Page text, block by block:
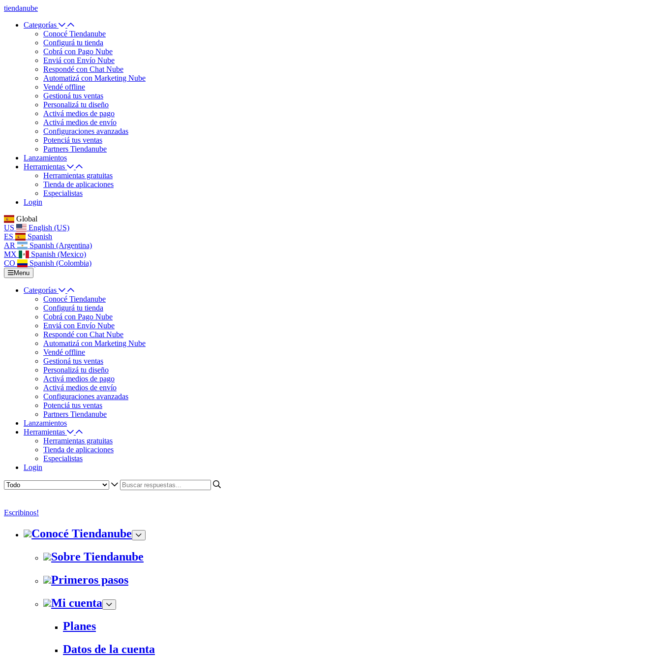
tiendanube
Categorías
Conocé Tiendanube
Configurá tu tienda
Cobrá con Pago Nube
Enviá con Envío Nube
Respondé con Chat Nube
Automatizá con Marketing Nube
Vendé offline
Gestioná tus ventas
Personalizá tu diseño
Activá medios de pago
Activá medios de envío
Configuraciones avanzadas
Potenciá tus ventas
Partners Tiendanube
Lanzamientos
Herramientas
Herramientas gratuitas
Tienda de aplicaciones
Especialistas
Login
Global
US
English (US)
ES
Spanish
AR
Spanish (Argentina)
MX
Spanish (Mexico)
CO
Spanish (Colombia)
Menu
Categorías
Conocé Tiendanube
Configurá tu tienda
Cobrá con Pago Nube
Enviá con Envío Nube
Respondé con Chat Nube
Automatizá con Marketing Nube
Vendé offline
Gestioná tus ventas
Personalizá tu diseño
Activá medios de pago
Activá medios de envío
Configuraciones avanzadas
Potenciá tus ventas
Partners Tiendanube
Lanzamientos
Herramientas
Herramientas gratuitas
Tienda de aplicaciones
Especialistas
Login
Escribinos!
Conocé Tiendanube
Sobre Tiendanube
Primeros pasos
Mi cuenta
Planes
Datos de la cuenta